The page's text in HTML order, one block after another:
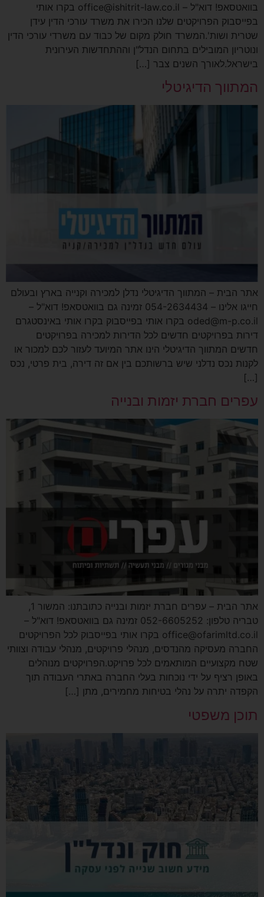
בוואטסאפ! דוא"ל – office@ishitrit-law.co.il בקרו אותי
בפייסבוק הפרויקטים שלנו הכירו את משרד עורכי הדין עידן
שטרית ושות'.המשרד חולק מקום של כבוד עם משרדי עורכי הדין
ונוטריון המובילים בתחום הנדל"ן וההתחדשות העירונית
בישראל.לאורך השנים צבר […]
המתווך הדיגיטלי
אתר הבית – המתווך הדיגיטלי נדלן למכירה וקנייה בארץ ובעולם
חייגו אלינו – 054-2634434 זמינה גם בוואטסאפ! דוא"ל –
oded@m-p.co.il בקרו אותי בפייסבוק בקרו אותי באינסטגרם
דירות בפרויקטים חדשים לכל הדירות למכירה בפרויקטים
חדשים המתווך הדיגיטלי הינו אתר המיועד לעזור לכם למכור או
לקנות נכס נדלני שיש ברשותכם בין אם זה דירה, בית פרטי, נכס
[…]
עפרים חברת יזמות ובנייה
אתר הבית – עפרים חברת יזמות ובנייה כתובתנו: המשור 1,
טבריה טלפון: 052-6605252 זמינה גם בוואטסאפ! דוא"ל –
office@ofarimltd.co.il בקרו אותי בפייסבוק לכל הפרויקטים
החברה מעסיקה מהנדסים, מנהלי פרויקטים, מנהלי עבודה וצוותי
שטח מקצועיים המותאמים לכל פרויקט.הפרויקטים מנוהלים
באופן רציף על ידי נוכחות בעלי החברה באתרי העבודה תוך
הקפדה יתרה על נהלי בטיחות מחמירים, מתן […]
תוכן משפטי